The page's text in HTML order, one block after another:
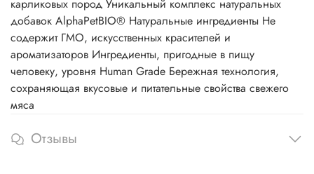
карликовых пород Уникальный комплекс натуральных
добавок AlphaPetBIO® Натуральные ингредиенты Не
содержит ГМО, искусственных красителей и
ароматизаторов Ингредиенты, пригодные в пищу
человеку, уровня Human Grade Бережная технология,
сохраняющая вкусовые и питательные свойства свежего
мяса
Отзывы